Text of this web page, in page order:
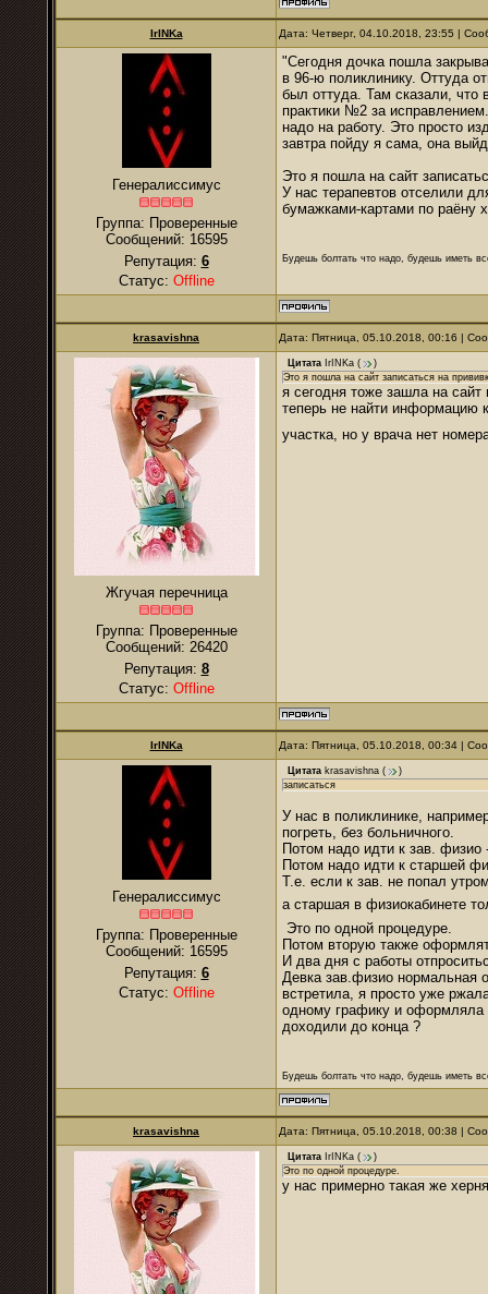
IrINKa Дата: Четверг, 04.10.2018, 23:55 |
Генералиссимус
Группа: Проверенные
Сообщений: 16595
Репутация: 6
Статус: Offline
"Сегодня дочка пошла
в 96-ю поликлинику. Оттуда
был оттуда. Там сказали,
практики №2 за
надо на работу. Это просто
завтра пойду я сама, она
Это я пошла на сайт
У нас терапевтов отселили
бумажками-картами по раёну
Будешь болтать что надо, будешь иметь
krasavishna Дата: Пятница, 05.10.2018, 00:16 |
Жгучая перечница
Группа: Проверенные
Сообщений: 26420
Репутация: 8
Статус: Offline
Цитата IrINKa (
)
Это я пошла на сайт записаться на
я сегодня тоже зашла на сайт
теперь не найти информацию
участка, но у врача нет
IrINKa Дата: Пятница, 05.10.2018, 00:34 |
Генералиссимус
Группа: Проверенные
Сообщений: 16595
Репутация: 6
Статус: Offline
Цитата krasavishna (
)
записаться
У нас в поликлинике,
погреть, без больничного.
Потом надо идти к зав.
Потом надо идти к старшей
Т.е. если к зав. не попал
а старшая в физиокабинете
Это по одной процедуре.
Потом вторую также
И два дня с работы
Девка зав.физио нормальная
встретила, я просто уже
одному графику и оформляла
доходили до конца ?
Будешь болтать что надо, будешь иметь
krasavishna Дата: Пятница, 05.10.2018, 00:38 |
Цитата IrINKa (
)
Это по одной процедуре.
у нас примерно такая же